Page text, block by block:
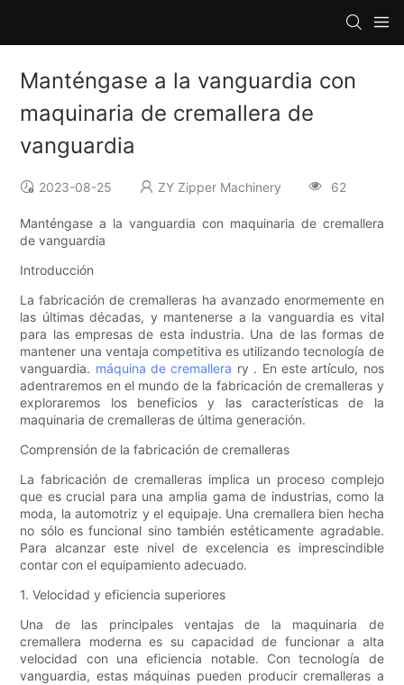
Manténgase a la vanguardia con
maquinaria de cremallera de
vanguardia
2023-08-25 ZY Zipper Machinery 62
Manténgase a la vanguardia con maquinaria de cremallera
de vanguardia
Introducción
La fabricación de cremalleras ha avanzado enormemente en
las últimas décadas, y mantenerse a la vanguardia es vital
para las empresas de esta industria. Una de las formas de
mantener una ventaja competitiva es utilizando tecnología de
vanguardia. máquina de cremallera ry . En este artículo, nos
adentraremos en el mundo de la fabricación de cremalleras y
exploraremos los beneficios y las características de la
maquinaria de cremalleras de última generación.
Comprensión de la fabricación de cremalleras
La fabricación de cremalleras implica un proceso complejo
que es crucial para una amplia gama de industrias, como la
moda, la automotriz y el equipaje. Una cremallera bien hecha
no sólo es funcional sino también estéticamente agradable.
Para alcanzar este nivel de excelencia es imprescindible
contar con el equipamiento adecuado.
1. Velocidad y eficiencia superiores
Una de las principales ventajas de la maquinaria de
cremallera moderna es su capacidad de funcionar a alta
velocidad con una eficiencia notable. Con tecnología de
vanguardia, estas máquinas pueden producir cremalleras a